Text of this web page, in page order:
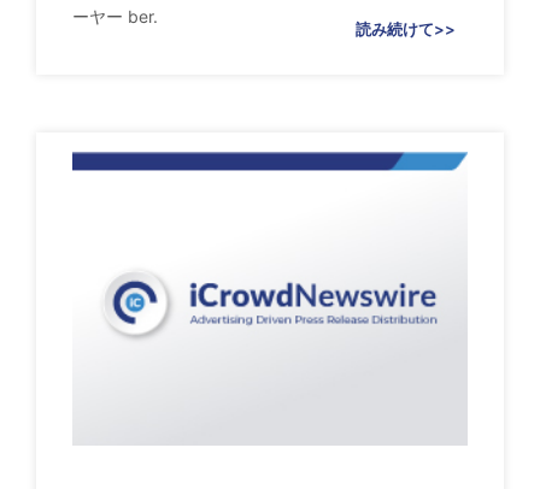
ーヤー ber.
読み続けて>>